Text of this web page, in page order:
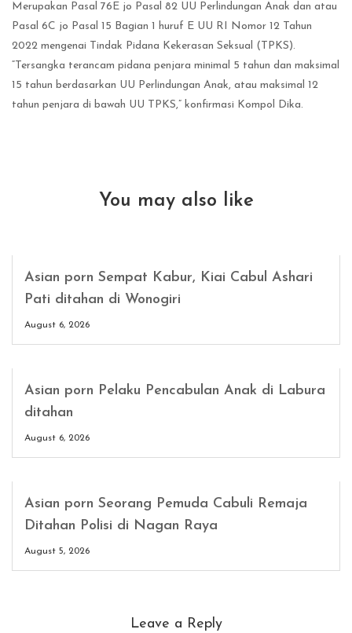
Merupakan Pasal 76E jo Pasal 82 UU Perlindungan Anak dan atau
Pasal 6C jo Pasal 15 Bagian 1 huruf E UU RI Nomor 12 Tahun
2022 mengenai Tindak Pidana Kekerasan Seksual (TPKS).
“Tersangka terancam pidana penjara minimal 5 tahun dan maksimal
15 tahun berdasarkan UU Perlindungan Anak, atau maksimal 12
tahun penjara di bawah UU TPKS,” konfirmasi Kompol Dika.
You may also like
Asian porn Sempat Kabur, Kiai Cabul Ashari
Pati ditahan di Wonogiri
August 6, 2026
Asian porn Pelaku Pencabulan Anak di Labura
ditahan
August 6, 2026
Asian porn Seorang Pemuda Cabuli Remaja
Ditahan Polisi di Nagan Raya
August 5, 2026
Leave a Reply